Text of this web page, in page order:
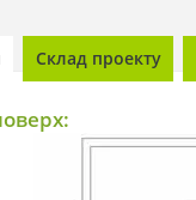
Склад проекту